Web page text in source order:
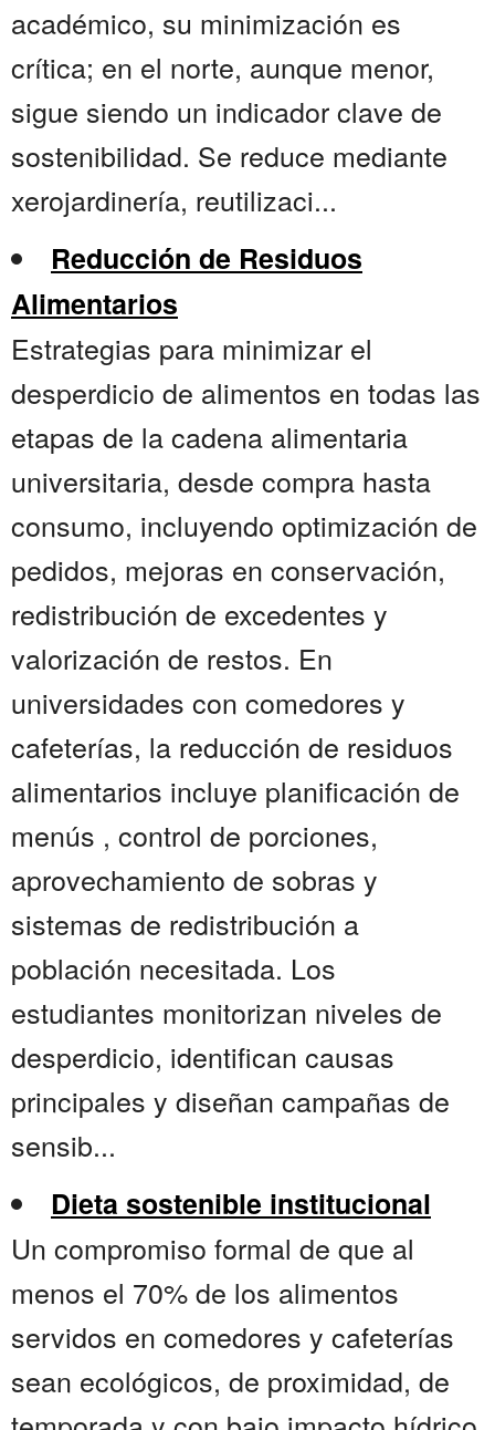
académico, su minimización es
crítica; en el norte, aunque menor,
sigue siendo un indicador clave de
sostenibilidad. Se reduce mediante
xerojardinería, reutilizaci...
Reducción de Residuos
Alimentarios
Estrategias para minimizar el
desperdicio de alimentos en todas las
etapas de la cadena alimentaria
universitaria, desde compra hasta
consumo, incluyendo optimización de
pedidos, mejoras en conservación,
redistribución de excedentes y
valorización de restos. En
universidades con comedores y
cafeterías, la reducción de residuos
alimentarios incluye planificación de
menús , control de porciones,
aprovechamiento de sobras y
sistemas de redistribución a
población necesitada. Los
estudiantes monitorizan niveles de
desperdicio, identifican causas
principales y diseñan campañas de
sensib...
Dieta sostenible institucional
Un compromiso formal de que al
menos el 70% de los alimentos
servidos en comedores y cafeterías
sean ecológicos, de proximidad, de